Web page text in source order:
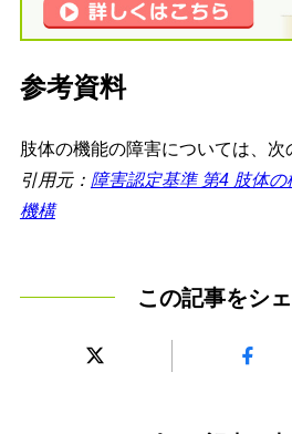
参考資料
肢体の機能の障害については、次
引用元： 障害認定基準 第4 肢体
機構
この記事をシ